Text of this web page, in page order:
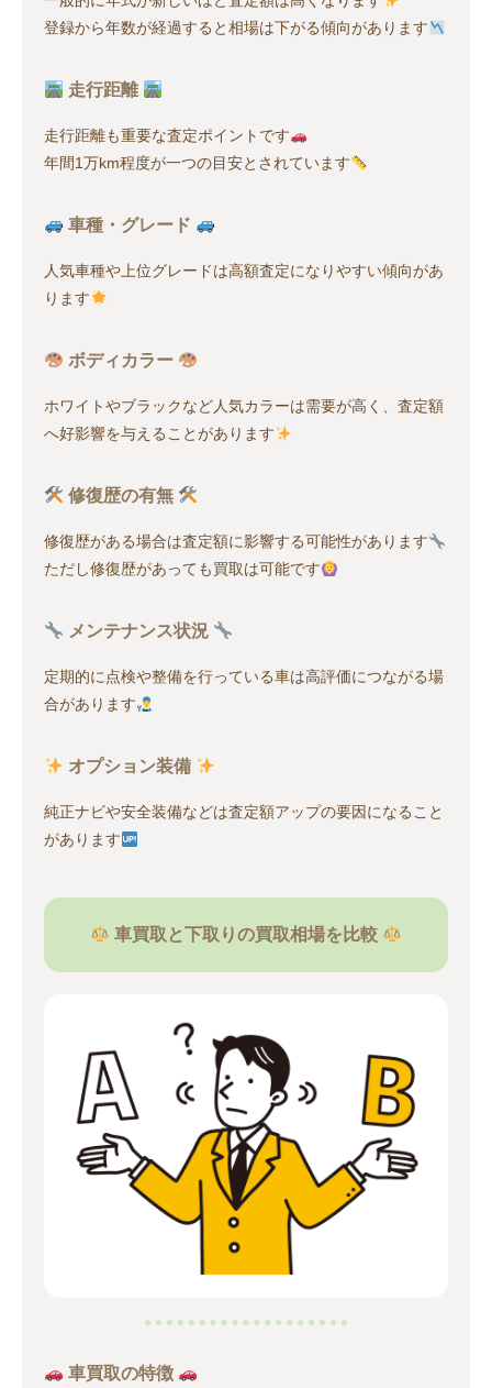
登録から年数が経過すると相場は下がる傾向があります
走行距離
走行距離も重要な査定ポイントです
年間1万km程度が一つの目安とされています
車種・グレード
人気車種や上位グレードは高額査定になりやすい傾向があ
ります
ボディカラー
ホワイトやブラックなど人気カラーは需要が高く、査定額
へ好影響を与えることがあります
修復歴の有無
修復歴がある場合は査定額に影響する可能性があります
ただし修復歴があっても買取は可能です
メンテナンス状況
定期的に点検や整備を行っている車は高評価につながる場
合があります
オプション装備
純正ナビや安全装備などは査定額アップの要因になること
があります
車買取と下取りの買取相場を比較
車買取の特徴